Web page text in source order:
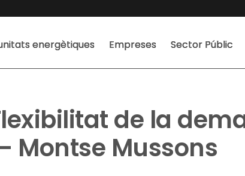
energètiques Empreses Sector Públic
de la
Montse Mussons